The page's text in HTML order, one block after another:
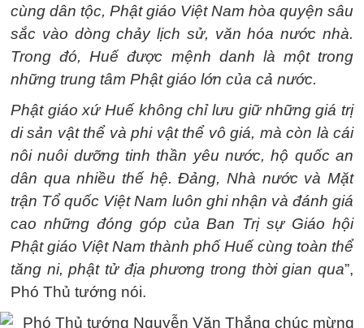
cùng dân tộc, Phật giáo Việt Nam hòa quyện sâu
sắc vào dòng chảy lịch sử, văn hóa nước nhà.
Trong đó, Huế được mệnh danh là một trong
những trung tâm Phật giáo lớn của cả nước.
Phật giáo xứ Huế không chỉ lưu giữ những giá trị
di sản vật thể và phi vật thể vô giá, mà còn là cái
nôi nuôi dưỡng tinh thần yêu nước, hộ quốc an
dân qua nhiều thế hệ. Đảng, Nhà nước và Mặt
trận Tổ quốc Việt Nam luôn ghi nhận và đánh giá
cao những đóng góp của Ban Trị sự Giáo hội
Phật giáo Việt Nam thành phố Huế cùng toàn thể
tăng ni, phật tử địa phương trong thời gian qua”,
Phó Thủ tướng nói.